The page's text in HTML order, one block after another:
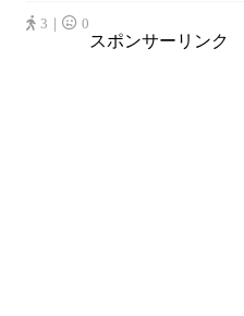
3｜ 0
スポンサーリンク